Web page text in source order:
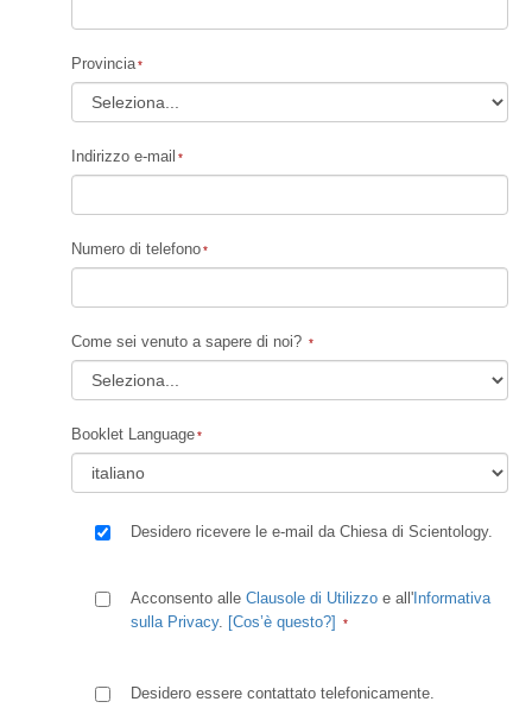
Provincia
Indirizzo e-mail
Numero di telefono
Come sei venuto a sapere di noi?
Booklet Language
Desidero ricevere le e-mail da Chiesa di Scientology.
Acconsento alle Clausole di Utilizzo e all' Informativa
sulla Privacy. [Cos’è questo?]
Desidero essere contattato telefonicamente.